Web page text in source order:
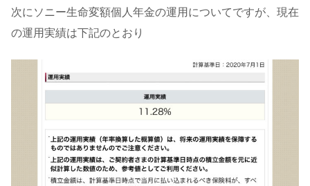
次にソニー生命変額個人年金の運用についてですが、現在
の運用実績は下記のとおり